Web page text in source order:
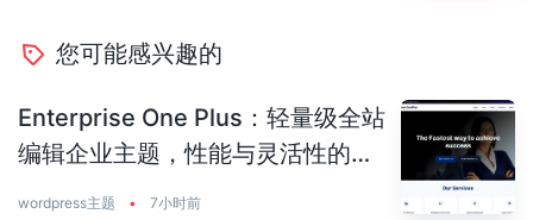
您可能感兴趣的
Enterprise One Plus：轻量级全站
编辑企业主题，性能与灵活性的完
wordpress主题 • 7小时前